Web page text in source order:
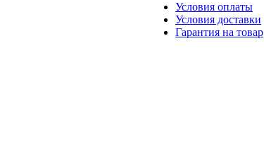
Условия оплаты
Условия доставки
Гарантия на товар